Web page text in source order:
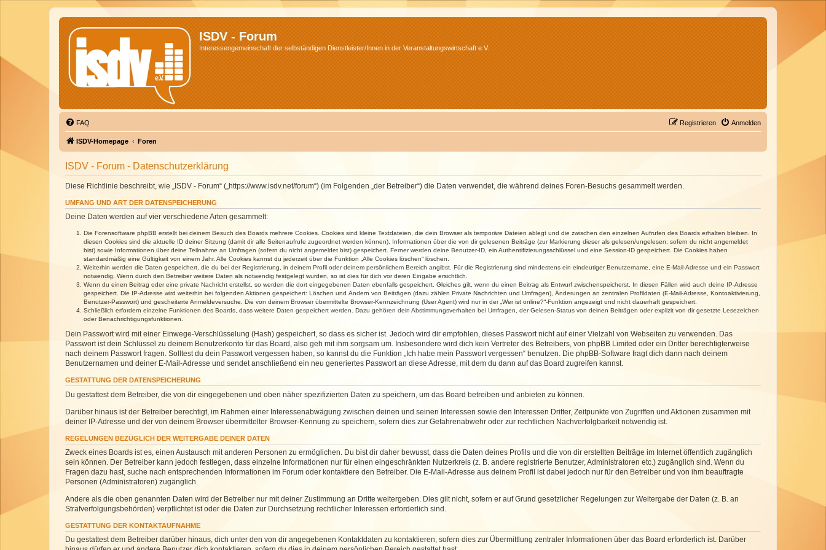
ISDV - Forum
Interessengemeinschaft der selbständigen Dienstleister/Innen in der Veranstaltungswirtschaft e.V.
FAQ Anmelden
Registrieren
ISDV-Homepage Foren
ISDV - Forum - Datenschutzerklärung
Diese Richtlinie beschreibt, wie „ISDV - Forum“ („https://www.isdv.net/forum“) (im Folgenden „der Betreiber“) die Daten verwendet, die während deines Foren-Besuchs gesammelt werden.
UMFANG UND ART DER DATENSPEICHERUNG
Deine Daten werden auf vier verschiedene Arten gesammelt:
Die Forensoftware phpBB erstellt bei deinem Besuch des Boards mehrere Cookies. Cookies sind kleine Textdateien, die dein Browser als temporäre Dateien ablegt und die zwischen den einzelnen Aufrufen des Boards erhalten bleiben. In
diesen Cookies sind die aktuelle ID deiner Sitzung (damit dir alle Seitenaufrufe zugeordnet werden können), Informationen über die von dir gelesenen Beiträge (zur Markierung dieser als gelesen/ungelesen; sofern du nicht angemeldet
bist) sowie Informationen über deine Teilnahme an Umfragen (sofern du nicht angemeldet bist) gespeichert. Ferner werden deine Benutzer-ID, ein Authentifizierungsschlüssel und eine Session-ID gespeichert. Die Cookies haben
standardmäßig eine Gültigkeit von einem Jahr. Alle Cookies kannst du jederzeit über die Funktion „Alle Cookies löschen“ löschen.
Weiterhin werden die Daten gespeichert, die du bei der Registrierung, in deinem Profil oder deinem persönlichem Bereich angibst. Für die Registrierung sind mindestens ein eindeutiger Benutzername, eine E-Mail-Adresse und ein Passwort
notwendig. Wenn durch den Betreiber weitere Daten als notwendig festgelegt wurden, so ist dies für dich vor deren Eingabe ersichtlich.
Wenn du einen Beitrag oder eine private Nachricht erstellst, so werden die dort eingegebenen Daten ebenfalls gespeichert. Gleiches gilt, wenn du einen Beitrag als Entwurf zwischenspeicherst. In diesen Fällen wird auch deine IP-Adresse
gespeichert. Die IP-Adresse wird weiterhin bei folgenden Aktionen gespeichert: Löschen und Ändern von Beiträgen (dazu zählen Private Nachrichten und Umfragen), Änderungen an zentralen Profildaten (E-Mail-Adresse, Kontoaktivierung,
Benutzer-Passwort) und gescheiterte Anmeldeversuche. Die von deinem Browser übermittelte Browser-Kennzeichnung (User Agent) wird nur in der „Wer ist online?“-Funktion angezeigt und nicht dauerhaft gespeichert.
Schließlich erfordern einzelne Funktionen des Boards, dass weitere Daten gespeichert werden. Dazu gehören dein Abstimmungsverhalten bei Umfragen, der Gelesen-Status von deinen Beiträgen oder explizit von dir gesetzte Lesezeichen
oder Benachrichtigungsfunktionen.
Dein Passwort wird mit einer Einwege-Verschlüsselung (Hash) gespeichert, so dass es sicher ist. Jedoch wird dir empfohlen, dieses Passwort nicht auf einer Vielzahl von Webseiten zu verwenden. Das
Passwort ist dein Schlüssel zu deinem Benutzerkonto für das Board, also geh mit ihm sorgsam um. Insbesondere wird dich kein Vertreter des Betreibers, von phpBB Limited oder ein Dritter berechtigterweise
nach deinem Passwort fragen. Solltest du dein Passwort vergessen haben, so kannst du die Funktion „Ich habe mein Passwort vergessen“ benutzen. Die phpBB-Software fragt dich dann nach deinem
Benutzernamen und deiner E-Mail-Adresse und sendet anschließend ein neu generiertes Passwort an diese Adresse, mit dem du dann auf das Board zugreifen kannst.
GESTATTUNG DER DATENSPEICHERUNG
Du gestattest dem Betreiber, die von dir eingegebenen und oben näher spezifizierten Daten zu speichern, um das Board betreiben und anbieten zu können.
Darüber hinaus ist der Betreiber berechtigt, im Rahmen einer Interessenabwägung zwischen deinen und seinen Interessen sowie den Interessen Dritter, Zeitpunkte von Zugriffen und Aktionen zusammen mit
deiner IP-Adresse und der von deinem Browser übermittelter Browser-Kennung zu speichern, sofern dies zur Gefahrenabwehr oder zur rechtlichen Nachverfolgbarkeit notwendig ist.
REGELUNGEN BEZÜGLICH DER WEITERGABE DEINER DATEN
Zweck eines Boards ist es, einen Austausch mit anderen Personen zu ermöglichen. Du bist dir daher bewusst, dass die Daten deines Profils und die von dir erstellten Beiträge im Internet öffentlich zugänglich
sein können. Der Betreiber kann jedoch festlegen, dass einzelne Informationen nur für einen eingeschränkten Nutzerkreis (z. B. andere registrierte Benutzer, Administratoren etc.) zugänglich sind. Wenn du
Fragen dazu hast, suche nach entsprechenden Informationen im Forum oder kontaktiere den Betreiber. Die E-Mail-Adresse aus deinem Profil ist dabei jedoch nur für den Betreiber und von ihm beauftragte
Personen (Administratoren) zugänglich.
Andere als die oben genannten Daten wird der Betreiber nur mit deiner Zustimmung an Dritte weitergeben. Dies gilt nicht, sofern er auf Grund gesetzlicher Regelungen zur Weitergabe der Daten (z. B. an
Strafverfolgungsbehörden) verpflichtet ist oder die Daten zur Durchsetzung rechtlicher Interessen erforderlich sind.
GESTATTUNG DER KONTAKTAUFNAHME
Du gestattest dem Betreiber darüber hinaus, dich unter den von dir angegebenen Kontaktdaten zu kontaktieren, sofern dies zur Übermittlung zentraler Informationen über das Board erforderlich ist. Darüber